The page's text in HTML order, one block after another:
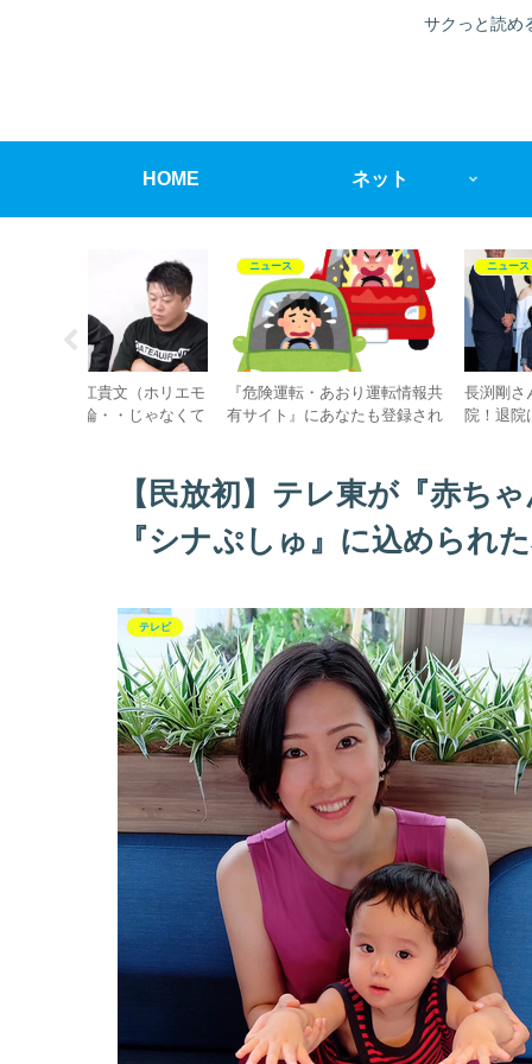
サクっと読め
HOME ネット
ニュース
【炎上】東須磨小学校の激辛カ
レー強要暴力事件の犯人（教
ニュース
【画像地図で特定】栃木県
町で起きた殺人事件の場所
【民放初】テレ東が『赤ち
『シナぷしゅ』に込められ
テレビ